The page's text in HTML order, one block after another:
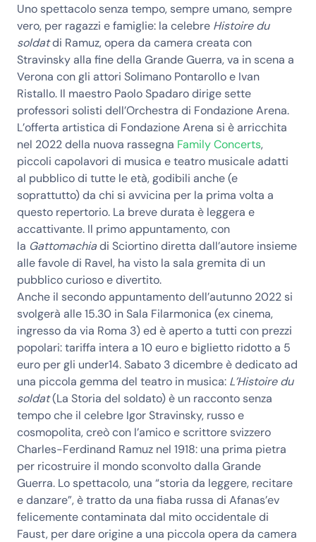
Uno spettacolo senza tempo, sempre umano, sempre
vero, per ragazzi e famiglie: la celebre Histoire du
soldatdi Ramuz, opera da camera creata con
Stravinsky alla fine della Grande Guerra, va in scena a
Verona con gli attori Solimano Pontarollo e Ivan
Ristallo. Il maestro Paolo Spadaro dirige sette
professori solisti dell’Orchestra di Fondazione Arena.
L’offerta artistica di Fondazione Arena si è arricchita
nel 2022 della nuova rassegna Family Concerts,
piccoli capolavori di musica e teatro musicale adatti
al pubblico di tutte le età, godibili anche (e
soprattutto) da chi si avvicina per la prima volta a
questo repertorio. La breve durata è leggera e
accattivante. Il primo appuntamento, con
la Gattomachiadi Sciortino diretta dall’autore insieme
alle favole di Ravel, ha visto la sala gremita di un
pubblico curioso e divertito.
Anche il secondo appuntamento dell’autunno 2022 si
svolgerà alle 15.30 inSala Filarmonica (ex cinema,
ingresso da via Roma 3) ed èaperto a tutti con prezzi
popolari: tariffa intera a 10 euro e biglietto ridotto a 5
euro per gli under14.Sabato 3 dicembreè dedicato ad
una piccola gemma del teatro in musica: L’Histoire du
soldat(La Storia del soldato) è un racconto senza
tempo che il celebre Igor Stravinsky, russo e
cosmopolita, creò con l’amico e scrittore svizzero
Charles-Ferdinand Ramuz nel 1918: una prima pietra
per ricostruire il mondo sconvolto dalla Grande
Guerra. Lo spettacolo, una “storia da leggere, recitare
e danzare”, è tratto da una fiaba russa di Afanas’ev
felicemente contaminata dal mito occidentale di
Faust, per dare origine a una piccola opera da camera